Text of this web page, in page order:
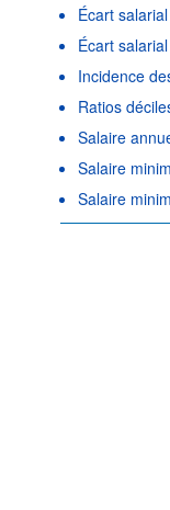
Écart
Écart
Incidence
Ratios
Salaire
Salaire
Salaire